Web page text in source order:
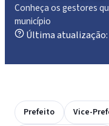
Conheça os gestores
município
Última atualização:
Prefeito Vice-